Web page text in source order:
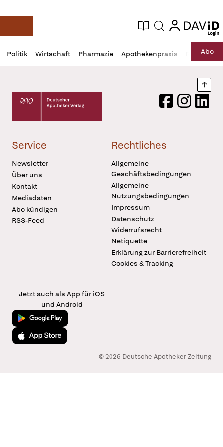
Deutsche Apotheker Zeitung
Aktuelle Ausgabe
Suche login
login
Politik Wirtschaft Pharmazie Apothekenpraxis RechtAbo
Profil
öffnen
Daz
Pur
Deutscher Apotheker Verlag Logo
FacebookInstagram
Service
Newsletter
Über uns
Kontakt
Mediadaten
Abo kündigen
RSS-Feed
Rechtliches
Allgemeine
Geschäftsbedingungen
Allgemeine
Nutzungsbedingungen
Impressum
Datenschutz
Widerrufsrecht
Netiquette
Erklärung zur Barrierefreiheit
Cookies & Tracking
Jetzt auch als App für iOS
und Android
Jetzt bei Google Play
Laden im App Store
© 2026 Deutsche Apotheker Zeitung